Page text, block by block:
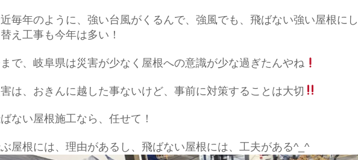
毎年のように、強い台風がくるんで、強風でも、飛ばない強い屋根に
え工事も今年は多い！
で、岐阜県は災害が少なく屋根への意識が少な過ぎたんやね
は、おきんに越した事ないけど、事前に対策することは大切
ない屋根施工なら、任せて！
屋根には、理由があるし、飛ばない屋根には、工夫がある^_^